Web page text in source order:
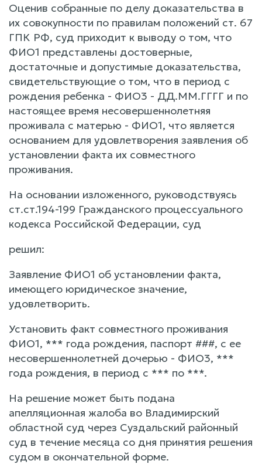
Оценив собранные по делу доказательства в
их совокупности по правилам положений ст. 67
ГПК РФ, суд приходит к выводу о том, что
ФИО1 представлены достоверные,
достаточные и допустимые доказательства,
свидетельствующие о том, что в период с
рождения ребенка - ФИО3 - ДД.ММ.ГГГГ и по
настоящее время несовершеннолетняя
проживала с матерью - ФИО1, что является
основанием для удовлетворения заявления об
установлении факта их совместного
проживания.
На основании изложенного, руководствуясь
ст.ст.194-199 Гражданского процессуального
кодекса Российской Федерации, суд
решил:
Заявление ФИО1 об установлении факта,
имеющего юридическое значение,
удовлетворить.
Установить факт совместного проживания
ФИО1, *** года рождения, паспорт ###, с ее
несовершеннолетней дочерью - ФИО3, ***
года рождения, в период с *** по ***.
На решение может быть подана
апелляционная жалоба во Владимирский
областной суд через Суздальский районный
суд в течение месяца со дня принятия решения
судом в окончательной форме.